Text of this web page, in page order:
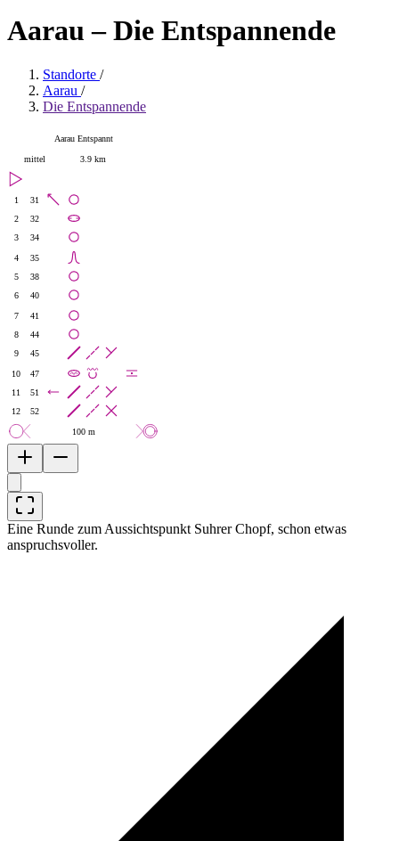
Aarau – Die Entspannende
Standorte /
Aarau /
Die Entspannende
Aarau Entspannt
mittel 3.9 km
1
31
2
32
3
34
4
35
5
38
6
40
7
41
8
44
9
45
10
47
11
51
12
52
100 m
Eine Runde zum Aussichtspunkt Suhrer Chopf, schon etwas
anspruchsvoller.